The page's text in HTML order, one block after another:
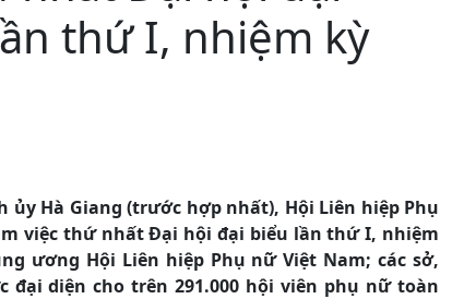
thứ I, nhiệm kỳ
Hà Giang (trước hợp nhất), Hội Liên hiệp Phụ
việc thứ nhất Đại hội đại biểu lần thứ I, nhiệm
ương Hội Liên hiệp Phụ nữ Việt Nam; các sở,
đại diện cho trên 291.000 hội viên phụ nữ toàn